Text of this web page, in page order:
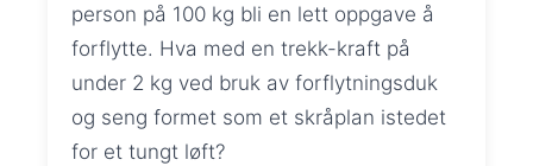
person på 100 kg bli en lett oppgave å
forflytte. Hva med en trekk-kraft på
under 2 kg ved bruk av forflytningsduk
og seng formet som et skråplan istedet
for et tungt løft?